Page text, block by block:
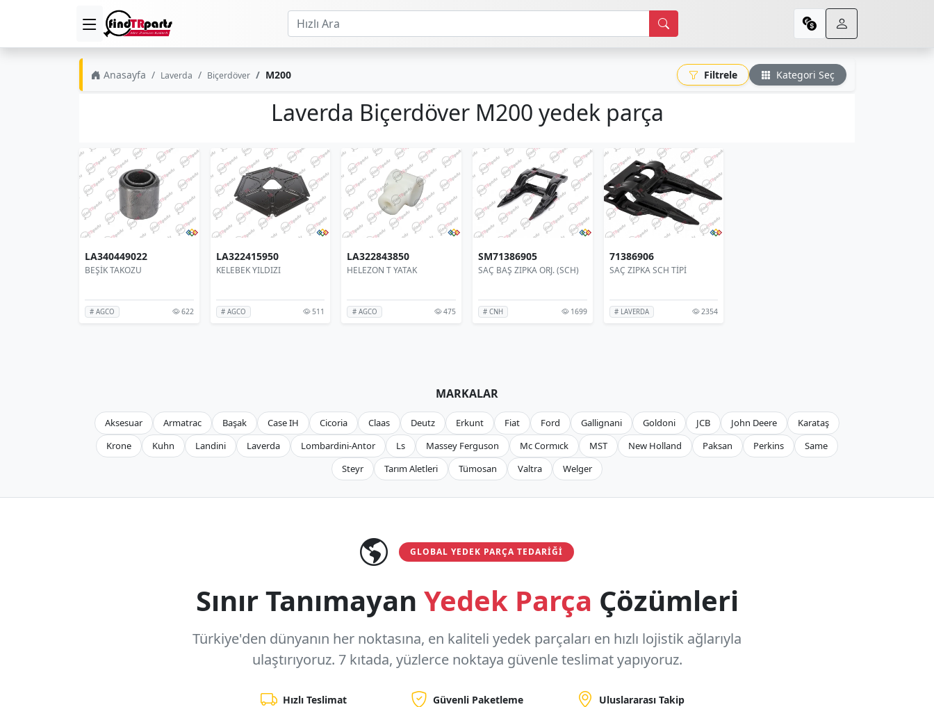
Anasayfa Laverda Biçerdöver M200 Filtrele Kategori Seç
Laverda Biçerdöver M200 yedek parça
LA340449022
BEŞİK TAKOZU
# AGCO 622
LA322415950
KELEBEK YILDIZI
# AGCO 511
LA322843850
HELEZON T YATAK
# AGCO 475
SM71386905
SAÇ BAŞ ZIPKA ORJ. (SCH)
# CNH 1699
71386906
SAÇ ZIPKA SCH TİPİ
# LAVERDA 2354
MARKALAR
Aksesuar Armatrac Başak Case IH Cicoria Claas Deutz Erkunt Fiat Ford Gallignani Goldoni JCB John Deere
Karataş
Krone
Kuhn Landini Laverda Lombardini-Antor Ls Massey Ferguson Mc Cormıck MST New Holland Paksan Perkins
Same
Steyr
Tarım Aletleri Tümosan Valtra Welger
GLOBAL YEDEK PARÇA TEDARIĞI
Sınır Tanımayan Yedek Parça Çözümleri
Türkiye'den dünyanın her noktasına, en kaliteli yedek parçaları en hızlı lojistik ağlarıyla
ulaştırıyoruz. 7 kıtada, yüzlerce noktaya güvenle teslimat yapıyoruz.
Hızlı Teslimat Güvenli Paketleme Uluslararası Takip